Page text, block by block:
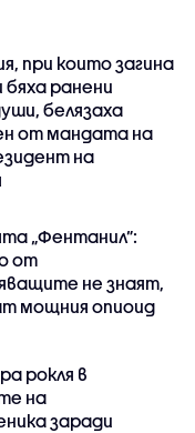
при които загина
бяха ранени
белязаха
от мандата на
на
„Фентанил”:
от
не знаят,
мощния опиоид
рокля в
на
заради